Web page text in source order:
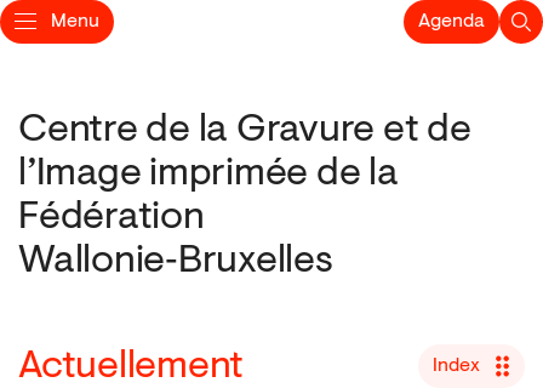
Menu Agenda
Centre de la Gravure et de
l’Image imprimée de la
Fédération
Wallonie‑Bruxelles
Actuellement Index